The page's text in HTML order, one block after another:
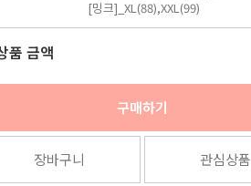
[밍크]_XL(88),XXL(99)
품 금액
구매하기
장바구니 관심상품